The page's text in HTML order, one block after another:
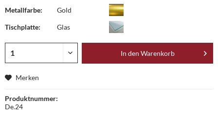
Metallfarbe: Gold
Tischplatte: Glas
In den Warenkorb
Merken
Produktnummer:
De.24